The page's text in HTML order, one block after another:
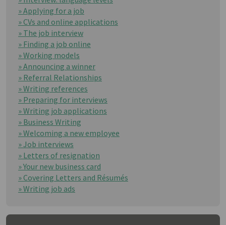
» Applying for a job
» CVs and online applications
» The job interview
» Finding a job online
» Working models
» Announcing a winner
» Referral Relationships
» Writing references
» Preparing for interviews
» Writing job applications
» Business Writing
» Welcoming a new employee
» Job interviews
» Letters of resignation
» Your new business card
» Covering Letters and Résumés
» Writing job ads